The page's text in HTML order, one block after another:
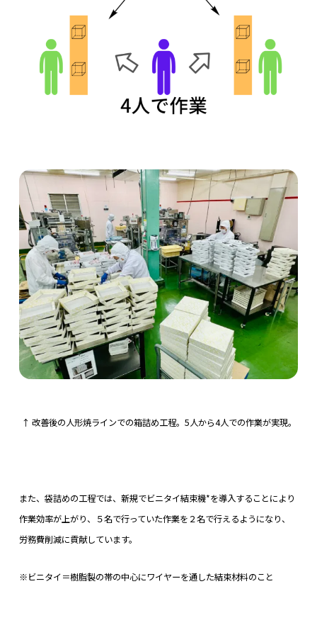
↑ 改善後の人形焼ラインでの箱詰め工程。5人から4人での作業が実現。
また、袋詰めの工程では、新規でビニタイ結束機*を導入することにより
作業効率が上がり、５名で行っていた作業を２名で行えるようになり、
労務費削減に貢献しています。
※ビニタイ＝樹脂製の帯の中心にワイヤーを通した結束材料のこと